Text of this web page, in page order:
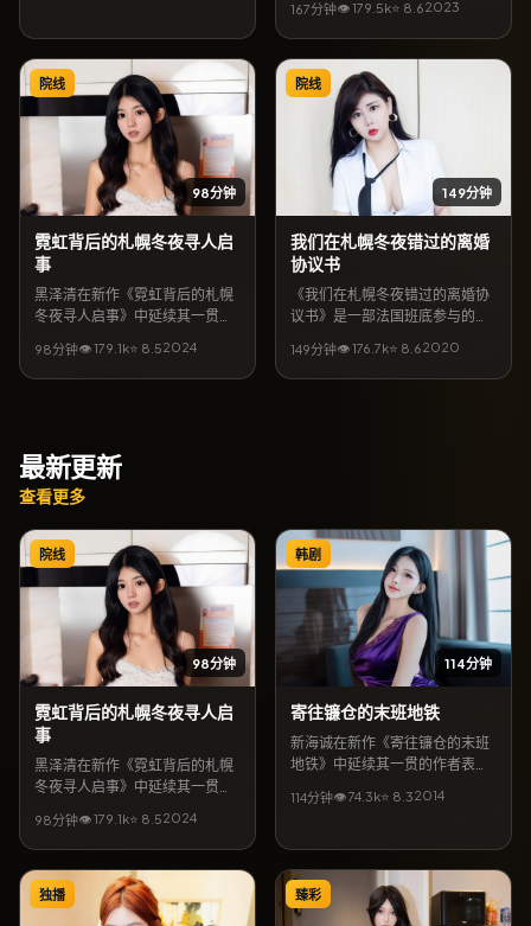
珍、染谷将太等共同完成，上映
档期12月18日。简介层面，本片
将都市缝隙里的温情与悬念结
合，地区气质贴近美国当代生
活，亦适合作为同城影迷检索的
长尾片目。
167分钟👁179.5k⭐ 8.62023
98分钟
院线
霓虹背后的札幌冬夜寻人启
事
黑泽清在新作《霓虹背后的札幌
冬夜寻人启事》中延续其一贯的
港，以文艺为外壳，探讨信任与
救赎。妻夫木聪、李政宰领衔主
电影」「中国香港取景」「黑泽
清作品」。
98分钟👁179.1k⭐ 8.52024
149分钟
院线
我们在札幌冬夜错过的离婚
协议书
《我们在札幌冬夜错过的离婚协
议书》是一部法国班底参与的战
演阵容含宋康昊、吉泽亮、染谷
将太，讲述一群人在偶然事件中
149分钟👁176.7k⭐ 8.62020
最新更新
查看更多
98分钟
院线
霓虹背后的札幌冬夜寻人启
事
黑泽清在新作《霓虹背后的札幌
冬夜寻人启事》中延续其一贯的
港，以文艺为外壳，探讨信任与
救赎。妻夫木聪、李政宰领衔主
演，5月14日起可在网络平台收
看全片。影片口碑强调视听质感
与人文关怀，关键词包含「文艺
98分钟👁179.1k⭐ 8.52024
114分钟
韩剧
寄往镰仓的末班地铁
新海诚在新作《寄往镰仓的末班
地铁》中延续其一贯的作者表
外壳，探讨信任与救赎。宋康
可在网络平台收看全片。影片口
碑强调视听质感与人文关怀，关
键词包含「惊悚电影」「韩国取
景」「新海诚作品」。
114分钟👁74.3k⭐ 8.32014
独播 臻彩